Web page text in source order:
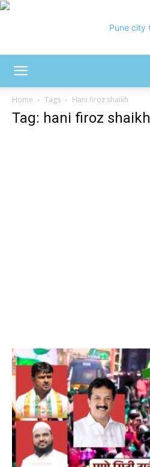
Home Tags Hani firoz shaikh
Tag: hani firoz shaikh